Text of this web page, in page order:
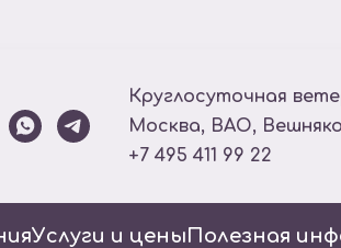
Круглосуточная
Москва, ВАО,
+7 495 411 99 22
Услуги и ценыПолезная